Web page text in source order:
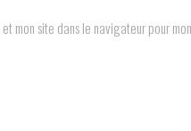
mon site dans le navigateur pour